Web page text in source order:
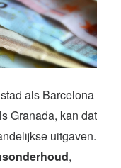
als Barcelona
Granada, kan dat
uitgaven.
,